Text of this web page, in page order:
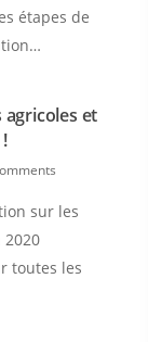
étapes de
et
sur les
toutes les